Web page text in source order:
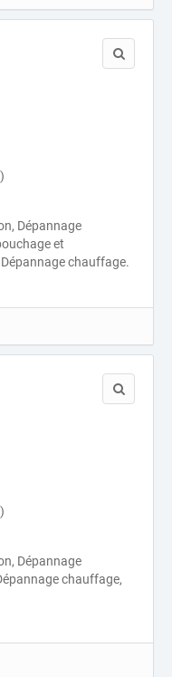
Dépannage
et
chauffage.
Dépannage
chauffage,